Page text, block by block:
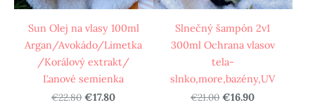
Sun Olej na vlasy 100ml
Argan/Avokádo/Limetka
/Korálový extrakt/
Ľanové semienka
€22.80 €17.80
Slnečný šampón 2v1
300ml Ochrana vlasov
tela-
slnko,more,bazény,UV
€21.00 €16.90